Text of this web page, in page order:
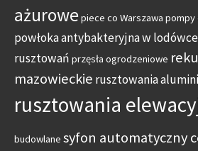
ażurowepiece co Warszawa pompy
powłoka antybakteryjna w lodówce
rusztowań przęsła ogrodzeniowe
mazowieckie rusztowania
rusztowania
budowlane syfon automatyczny